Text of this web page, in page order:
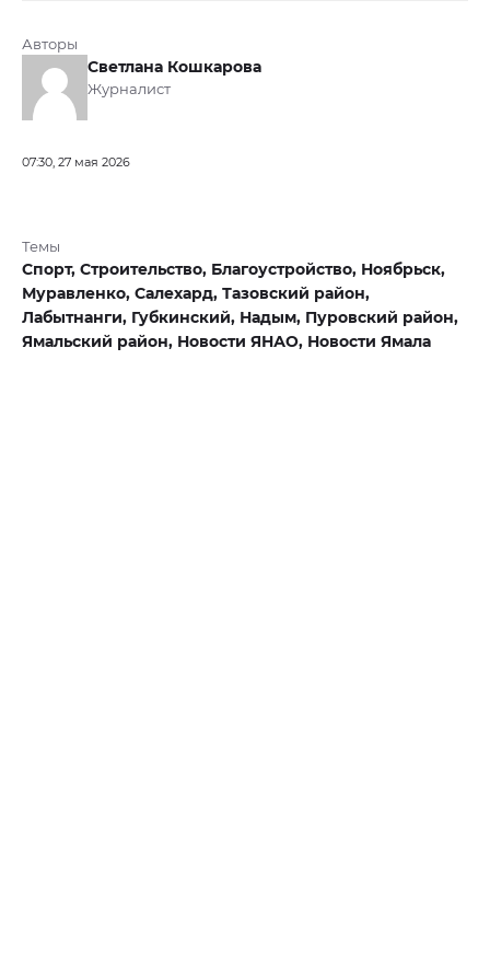
Авторы
Светлана Кошкарова
Журналист
07:30, 27 мая 2026
Темы
Спорт, Строительство, Благоустройство, Ноябрьск,
Муравленко, Салехард, Тазовский район,
Лабытнанги, Губкинский, Надым, Пуровский район,
Ямальский район, Новости ЯНАО, Новости Ямала